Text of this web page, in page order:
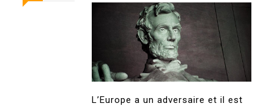
L’Europe a un adversaire et il est